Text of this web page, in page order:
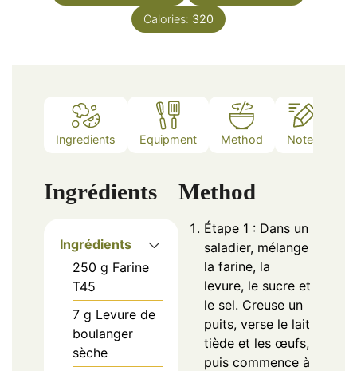
Calories: 320
Ingredients Equipment Method Notes
Ingrédients
Ingrédients
250 g Farine
T45
7 g Levure de
boulanger
sèche
Method
Étape 1 : Dans un
saladier, mélange
la farine, la
levure, le sucre et
le sel. Creuse un
puits, verse le lait
tiède et les œufs,
puis commence à